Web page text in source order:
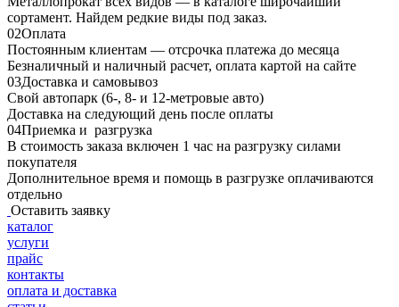
сортамент. Найдем редкие виды под заказ.
02Оплата
Постоянным клиентам — отсрочка платежа до месяца
Безналичный и наличный расчет, оплата картой на сайте
03Доставка и самовывоз
Свой автопарк (6-, 8- и 12-метровые авто)
Доставка на следующий день после оплаты
04Приемка и разгрузка
В стоимость заказа включен 1 час на разгрузку силами
покупателя
Дополнительное время и помощь в разгрузке оплачиваются
отдельно
Оставить заявку
каталог
услуги
прайс
контакты
оплата и доставка